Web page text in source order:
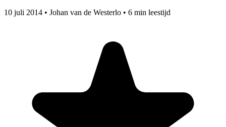
10 juli 2014 • Johan van de Westerlo • 6 min leestijd